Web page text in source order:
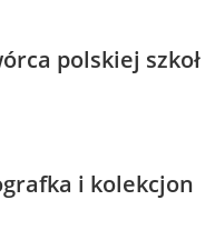
polskiej szkoł
i kolekcjon